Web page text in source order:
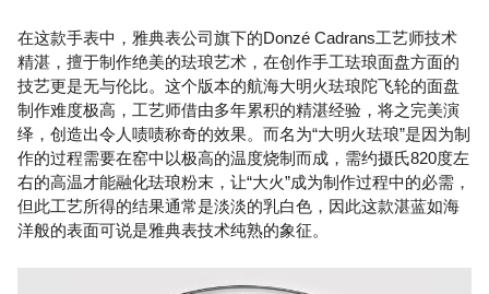
在这款手表中，雅典表公司旗下的Donzé Cadrans工艺师技术
精湛，擅于制作绝美的珐琅艺术，在创作手工珐琅面盘方面的
技艺更是无与伦比。这个版本的航海大明火珐琅陀飞轮的面盘
制作难度极高，工艺师借由多年累积的精湛经验，将之完美演
绎，创造出令人啧啧称奇的效果。而名为“大明火珐琅”是因为制
作的过程需要在窑中以极高的温度烧制而成，需约摄氏820度左
右的高温才能融化珐琅粉末，让“大火”成为制作过程中的必需，
但此工艺所得的结果通常是淡淡的乳白色，因此这款湛蓝如海
洋般的表面可说是雅典表技术纯熟的象征。